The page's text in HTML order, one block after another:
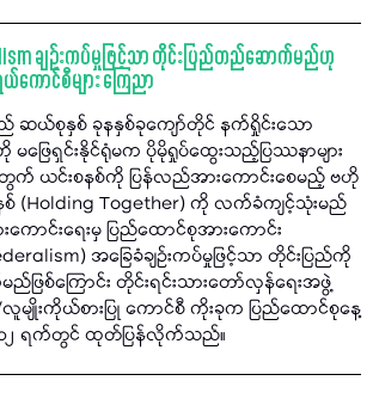
ချဉ်းကပ်မှုဖြင့်သာ တိုင်းပြည်တည်ဆောက်မည်ဟု
ကောင်စီများ ကြေညာ
ဆယ်စုနှစ် ခုနနှစ်ခုကျော်တိုင် နက်ရှိုင်းသော
မဖြေရှင်းနိုင်ရုံမက ပိုမိုရှုပ်ထွေးသည့်ပြဿနာများ
က် ယင်းစနစ်ကို ပြန်လည်အားကောင်းစေမည့် ဗဟို
စ် (Holding Together) ကို လက်ခံကျင့်သုံးမည်
ာင်းရေးမှ ပြည်ထောင်စုအားကောင်း
အခြေခံချဉ်းကပ်မှုဖြင့်သာ တိုင်းပြည်ကို
ြစ်ကြောင်း တိုင်းရင်းသားတော်လှန်ရေးအဖွဲ့
/လူမျိုးကိုယ်စားပြု ကောင်စီ ကိုးခုက ပြည်ထောင်စုနေ့
၁၂ ရက်တွင် ထုတ်ပြန်လိုက်သည်။